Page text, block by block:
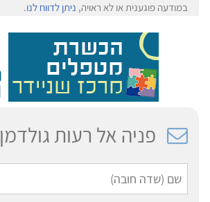
במודעה פוגענית או לא ראויה, ניתן לדווח לנו.
פניה אל רעות גולדמן